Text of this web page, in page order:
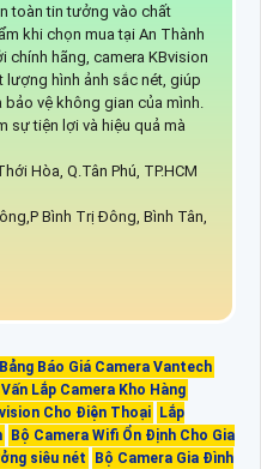
toàn tin tưởng vào chất
khi chọn mua tại An Thành
chính hãng, camera KBvision
lượng hình ảnh sắc nét, giúp
vệ không gian của mình.
sự tiện lợi và hiệu quả mà
Hòa, Q.Tân Phú, TP.HCM
Bình Trị Đông, Bình Tân,
Bảng Báo Giá Camera Vantech
Lắp Camera Kho Hàng
Cho Điện Thoại Lắp
Bộ Camera Wifi Ổn Định Cho Gia
siêu nét
Bộ Camera Gia Đình